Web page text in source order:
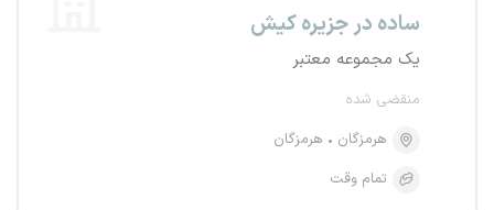
ساده در جزیره کیش
یک مجموعه معتبر
منقضی شده
هرمزگان
هرمزگان
تمام وقت